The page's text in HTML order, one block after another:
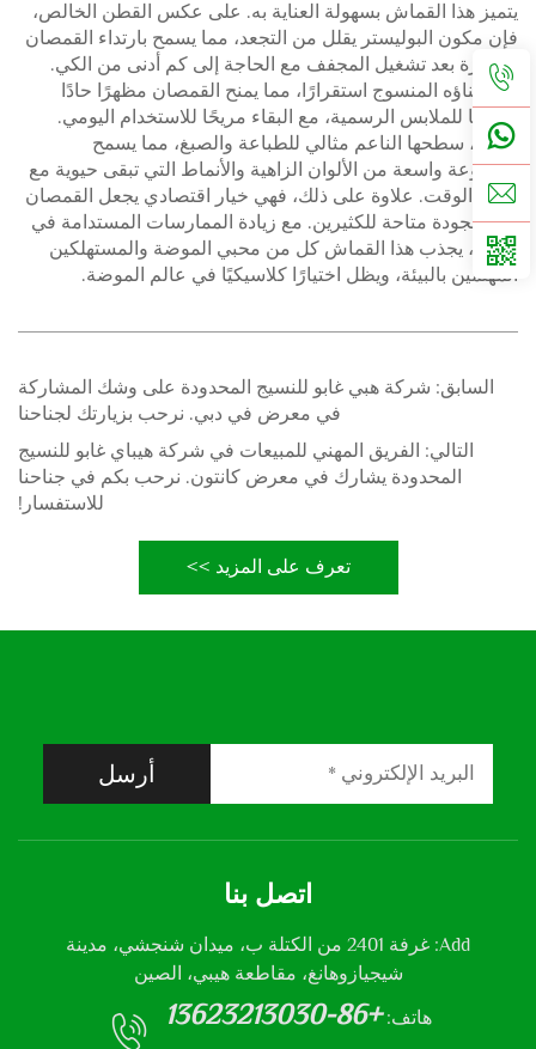
يتميز هذا القماش بسهولة العناية به. على عكس القطن الخالص،
فإن مكون البوليستر يقلل من التجعد، مما يسمح بارتداء القمصان
مباشرة بعد تشغيل المجفف مع الحاجة إلى كم أدنى من الكي.
يوفر بناؤه المنسوج استقرارًا، مما يمنح القمصان مظهرًا حادًا
مناسبًا للملابس الرسمية، مع البقاء مريحًا للاستخدام اليومي.
بصريًا، سطحها الناعم مثالي للطباعة والصبغ، مما يسمح
بمجموعة واسعة من الألوان الزاهية والأنماط التي تبقى حيوية مع
مرور الوقت. علاوة على ذلك، فهي خيار اقتصادي يجعل القمصان
ذات الجودة متاحة للكثيرين. مع زيادة الممارسات المستدامة في
الإنتاج، يجذب هذا القماش كل من محبي الموضة والمستهلكين
المهتمين بالبيئة، ويظل اختيارًا كلاسيكيًا في عالم الموضة.
السابق: شركة هبي غابو للنسيج المحدودة على وشك المشاركة
في معرض في دبي. نرحب بزيارتك لجناحنا
التالي: الفريق المهني للمبيعات في شركة هيباي غابو للنسيج
المحدودة يشارك في معرض كانتون. نرحب بكم في جناحنا
للاستفسار!
تعرف على المزيد >>
أرسل
اتصل بنا
Add: غرفة 2401 من الكتلة ب، ميدان شنجشي، مدينة
شيجيازوهانغ، مقاطعة هيبي، الصين
هاتف: +86-13623213030